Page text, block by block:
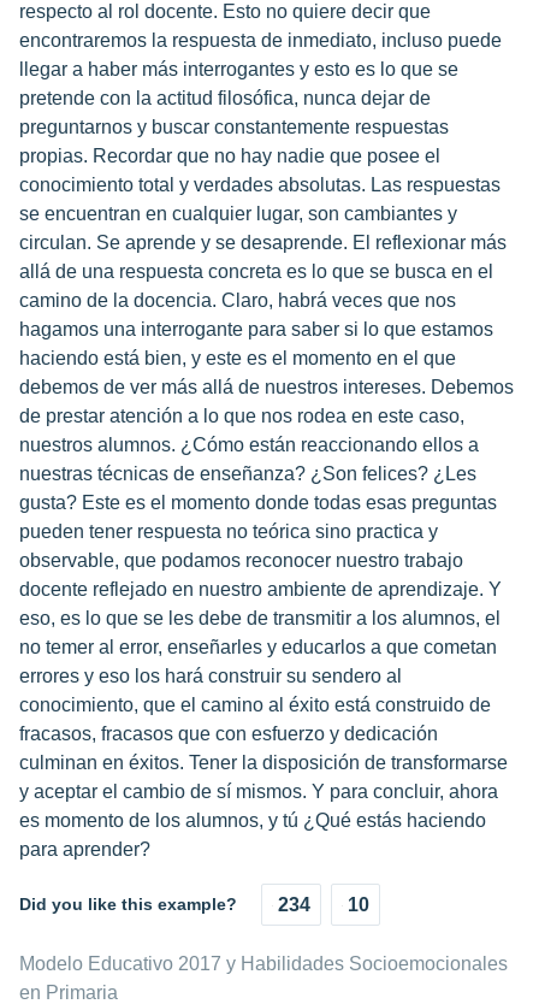
respecto al rol docente. Esto no quiere decir que
encontraremos la respuesta de inmediato, incluso puede
llegar a haber más interrogantes y esto es lo que se
pretende con la actitud filosófica, nunca dejar de
preguntarnos y buscar constantemente respuestas
propias. Recordar que no hay nadie que posee el
conocimiento total y verdades absolutas. Las respuestas
se encuentran en cualquier lugar, son cambiantes y
circulan. Se aprende y se desaprende. El reflexionar más
allá de una respuesta concreta es lo que se busca en el
camino de la docencia. Claro, habrá veces que nos
hagamos una interrogante para saber si lo que estamos
haciendo está bien, y este es el momento en el que
debemos de ver más allá de nuestros intereses. Debemos
de prestar atención a lo que nos rodea en este caso,
nuestros alumnos. ¿Cómo están reaccionando ellos a
nuestras técnicas de enseñanza? ¿Son felices? ¿Les
gusta? Este es el momento donde todas esas preguntas
pueden tener respuesta no teórica sino practica y
observable, que podamos reconocer nuestro trabajo
docente reflejado en nuestro ambiente de aprendizaje. Y
eso, es lo que se les debe de transmitir a los alumnos, el
no temer al error, enseñarles y educarlos a que cometan
errores y eso los hará construir su sendero al
conocimiento, que el camino al éxito está construido de
fracasos, fracasos que con esfuerzo y dedicación
culminan en éxitos. Tener la disposición de transformarse
y aceptar el cambio de sí mismos. Y para concluir, ahora
es momento de los alumnos, y tú ¿Qué estás haciendo
para aprender?
Did you like this example? 234 10
Modelo Educativo 2017 y Habilidades Socioemocionales
en Primaria